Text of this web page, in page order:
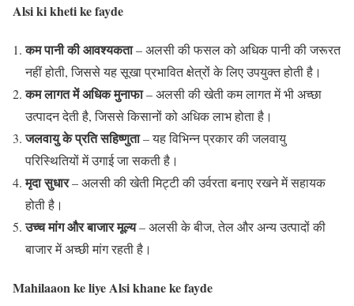
Alsi ki kheti ke fayde
कम पानी की आवश्यकता– अलसी की फसल को अधिक पानी की जरूरत
नहीं होती, जिससे यह सूखा प्रभावित क्षेत्रों के लिए उपयुक्त होती है।
कम लागत में अधिक मुनाफा– अलसी की खेती कम लागत में भी अच्छा
उत्पादन देती है, जिससे किसानों को अधिक लाभ होता है।
जलवायु के प्रति सहिष्णुता– यह विभिन्न प्रकार की जलवायु
परिस्थितियों में उगाई जा सकती है।
मृदा सुधार– अलसी की खेती मिट्टी की उर्वरता बनाए रखने में सहायक
होती है।
उच्च मांग और बाजार मूल्य– अलसी के बीज, तेल और अन्य उत्पादों की
बाजार में अच्छी मांग रहती है।
Mahilaaon ke liye Alsi khane ke fayde